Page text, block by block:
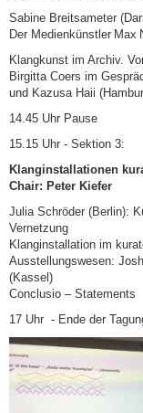
Sabine Breitsameter
Der Medienkünstler Max
Klangkunst im Archiv.
Birgitta Coers im
und Kazusa Haii
14.45 Uhr Pause
15.15 Uhr - Sektion 3:
Klanginstallationen
Chair: Peter Kiefer
Julia Schröder (Berlin):
Vernetzung
Klanginstallation im
Ausstellungswesen:
(Kassel)
Conclusio – Statements
17 Uhr - Ende der